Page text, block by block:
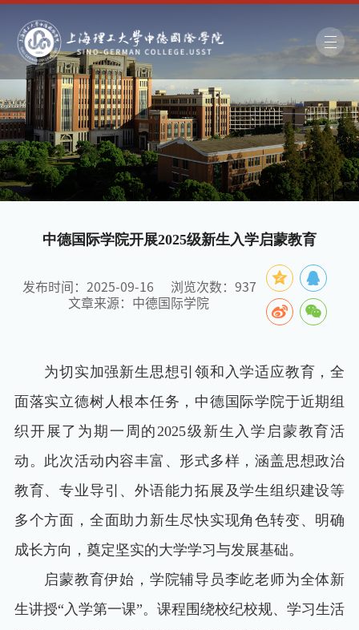
中德国际学院开展2025级新生入学启蒙教育
发布时间：2025-09-16 浏览次数：937
文章来源：中德国际学院
为切实加强新生思想引领和入学适应教育，全
面落实立德树人根本任务，中德国际学院于近期组
织开展了为期一周的2025级新生入学启蒙教育活
动。此次活动内容丰富、形式多样，涵盖思想政治
教育、专业导引、外语能力拓展及学生组织建设等
多个方面，全面助力新生尽快实现角色转变、明确
成长方向，奠定坚实的大学学习与发展基础。
启蒙教育伊始，学院辅导员李屹老师为全体新
生讲授“入学第一课”。课程围绕校纪校规、学习生活